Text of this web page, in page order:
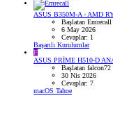
ASUS B350M-A - AMD
Başlatan Emrecall
6 May 2026
Cevaplar: 1
Başarılı Kurulumlar
F
ASUS PRİME H510-D
Başlatan falcon72
30 Nis 2026
Cevaplar: 7
macOS Tahoe